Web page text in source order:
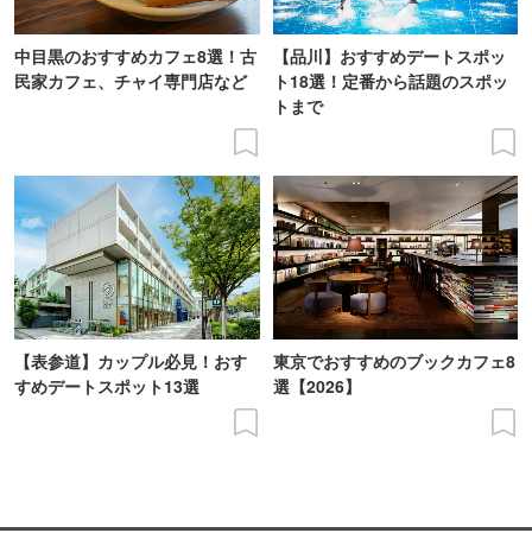
中目黒のおすすめカフェ8選！古
民家カフェ、チャイ専門店など
【品川】おすすめデートスポッ
ト18選！定番から話題のスポッ
トまで
【表参道】カップル必見！おす
すめデートスポット13選
東京でおすすめのブックカフェ8
選【2026】